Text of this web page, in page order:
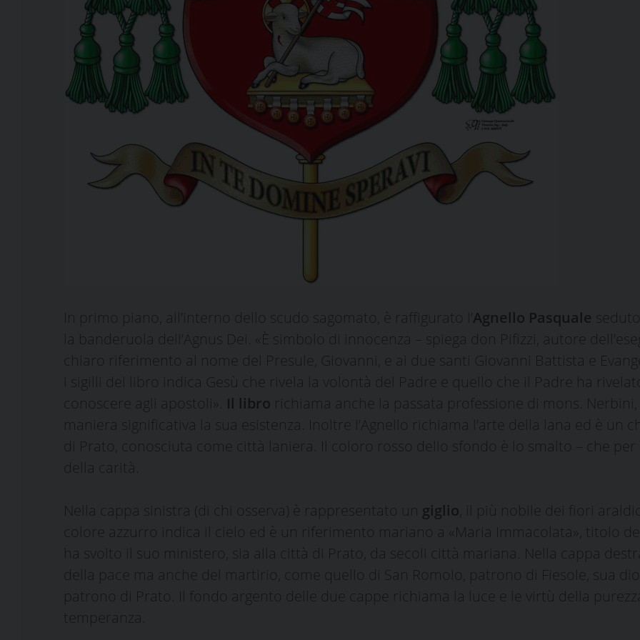
In primo piano, all’interno dello scudo sagomato, è raffigurato l’ Agnello Pasquale
la banderuola dell’Agnus Dei. «È simbolo di innocenza – spiega don Pifizzi, autore
chiaro riferimento al nome del Presule, Giovanni, e ai due santi Giovanni Battista e
i sigilli del libro indica Gesù che rivela la volontà del Padre e quello che il Padre ha
conoscere agli apostoli». Il libro richiama anche la passata professione di mons. Nerbini,
maniera significativa la sua esistenza. Inoltre l’Agnello richiama l’arte della lana ed è un
di Prato, conosciuta come città laniera. Il coloro rosso dello sfondo è lo smalto – che
della carità.
Nella cappa sinistra (di chi osserva) è rappresentato un giglio , il più nobile dei fiori
colore azzurro indica il cielo ed è un riferimento mariano a «Maria Immacolata», titolo
ha svolto il suo ministero, sia alla città di Prato, da secoli città mariana. Nella cappa destra
della pace ma anche del martirio, come quello di San Romolo, patrono di Fiesole, sua
patrono di Prato. Il fondo argento delle due cappe richiama la luce e le virtù della
temperanza.